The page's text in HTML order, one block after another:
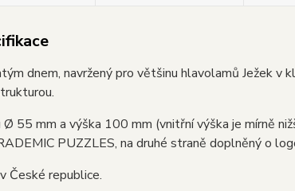
dnem, navržený pro většinu hlavolamů Ježek
Ø 55 mm a výška 100 mm (vnitřní výška je mírně
PUZZLES, na druhé straně doplněný o
České republice.